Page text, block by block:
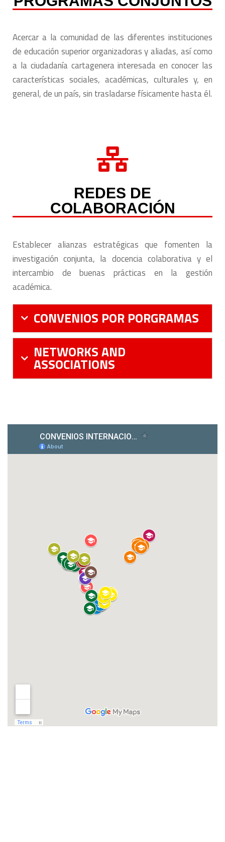
Acercar a la comunidad de las diferentes instituciones
de educación superior organizadoras y aliadas, así como
a la ciudadanía cartagenera interesada en conocer las
características sociales, académicas, culturales y, en
general, de un país, sin trasladarse físicamente hasta él.
REDES DE
COLABORACIÓN
Establecer alianzas estratégicas que fomenten la
investigación conjunta, la docencia colaborativa y el
intercambio de buenas prácticas en la gestión
académica.
CONVENIOS POR PORGRAMAS
NETWORKS AND
ASSOCIATIONS